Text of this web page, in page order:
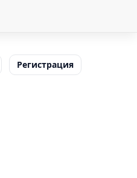
Регистрация